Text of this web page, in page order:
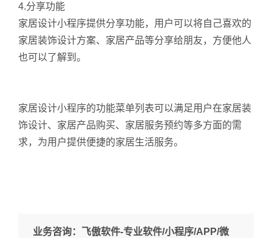
4.分享功能
家居设计小程序提供分享功能，用户可以将自己喜欢的
家居装饰设计方案、家居产品等分享给朋友，方便他人
也可以了解到。
家居设计小程序的功能菜单列表可以满足用户在家居装
饰设计、家居产品购买、家居服务预约等多方面的需
求，为用户提供便捷的家居生活服务。
业务咨询： 飞傲软件-专业软件/小程序/APP/微